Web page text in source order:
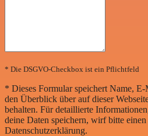
* Die DSGVO-Checkbox ist ein Pflichtfeld
* Dieses Formular speichert Name,
den Überblick über auf dieser
behalten. Für detaillierte
deine Daten speichern, wirf bitte
Datenschutzerklärung.